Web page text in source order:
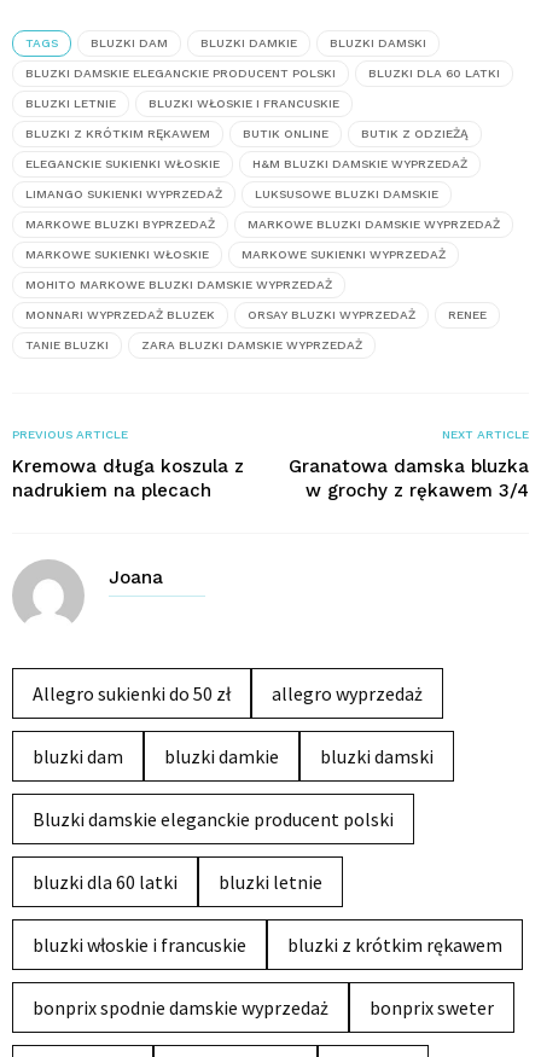
TAGS BLUZKI DAM BLUZKI DAMKIE BLUZKI DAMSKI
BLUZKI DAMSKIE ELEGANCKIE PRODUCENT POLSKI BLUZKI DLA 60 LATKI
BLUZKI LETNIE BLUZKI WŁOSKIE I FRANCUSKIE
BLUZKI Z KRÓTKIM RĘKAWEM BUTIK ONLINE BUTIK Z ODZIEŻĄ
ELEGANCKIE SUKIENKI WŁOSKIE H&M BLUZKI DAMSKIE WYPRZEDAŻ
LIMANGO SUKIENKI WYPRZEDAŻ LUKSUSOWE BLUZKI DAMSKIE
MARKOWE BLUZKI BYPRZEDAŻ MARKOWE BLUZKI DAMSKIE WYPRZEDAŻ
MARKOWE SUKIENKI WŁOSKIE MARKOWE SUKIENKI WYPRZEDAŻ
MOHITO MARKOWE BLUZKI DAMSKIE WYPRZEDAŻ
MONNARI WYPRZEDAŻ BLUZEK ORSAY BLUZKI WYPRZEDAŻ RENEE
TANIE BLUZKI ZARA BLUZKI DAMSKIE WYPRZEDAŻ
PREVIOUS ARTICLE
Kremowa długa koszula z
nadrukiem na plecach
NEXT ARTICLE
Granatowa damska bluzka
w grochy z rękawem 3/4
Joana
Allegro sukienki do 50 zł allegro wyprzedaż
bluzki dam bluzki damkie bluzki damski
Bluzki damskie eleganckie producent polski
bluzki dla 60 latki bluzki letnie
bluzki włoskie i francuskie bluzki z krótkim rękawem
bonprix spodnie damskie wyprzedaż bonprix sweter